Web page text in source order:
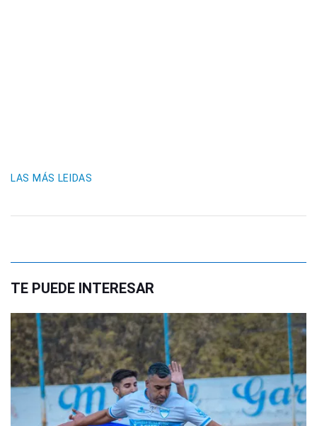
LAS MÁS LEIDAS
TE PUEDE INTERESAR